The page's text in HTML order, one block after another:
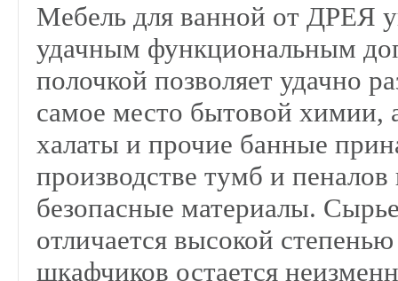
Мебель для ванной от ДРЕЯ
удачным функциональным
полочкой позволяет удачно
самое место бытовой химии,
халаты и прочие банные
производстве тумб и пеналов
безопасные материалы.
отличается высокой
шкафчиков остается